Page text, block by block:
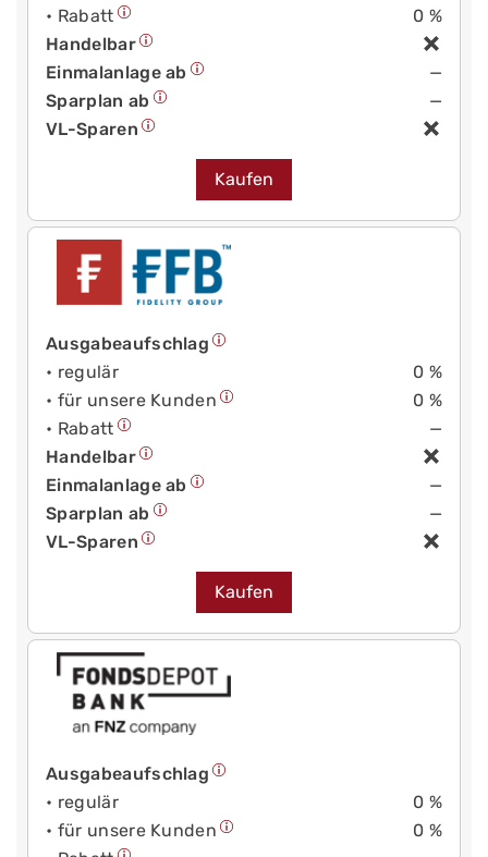
• Rabatt
0 %
Handelbar
Einmalanlage ab
—
Sparplan ab
—
VL-Sparen
Kaufen
Ausgabeaufschlag
• regulär
0 %
• für unsere Kunden
0 %
• Rabatt
—
Handelbar
Einmalanlage ab
—
Sparplan ab
—
VL-Sparen
Kaufen
Ausgabeaufschlag
• regulär
0 %
• für unsere Kunden
0 %